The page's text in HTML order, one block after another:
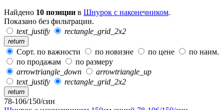
Найдено 10 позиции в Шнурок с наконечником.
Показано без фильтрации.
text_justify
rectangle_grid_2x2
return
Сорт. по важности по новизне по цене
по наим.
по продажам
по размеру
arrowtriangle_down
arrowtriangle_up
text_justify
rectangle_grid_2x2
return
78-106/150/син